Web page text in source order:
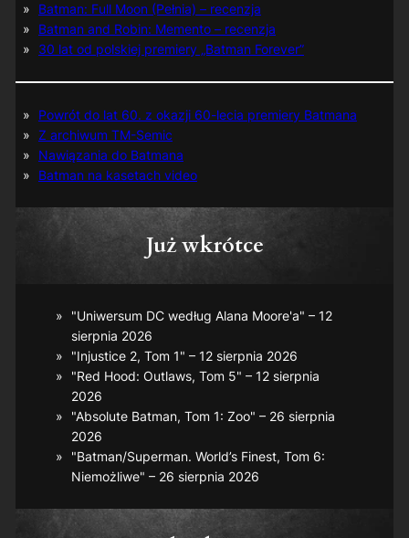
Batman: Full Moon (Pełnia) – recenzja
Batman and Robin: Memento – recenzja
30 lat od polskiej premiery „Batman Forever”
Powrót do lat 60. z okazji 60-lecia premiery Batmana
Z archiwum TM-Semic
Nawiązania do Batmana
Batman na kasetach video
Już wkrótce
"Uniwersum DC według Alana Moore'a" – 12
sierpnia 2026
"Injustice 2, Tom 1" – 12 sierpnia 2026
"Red Hood: Outlaws, Tom 5" – 12 sierpnia
2026
"Absolute Batman, Tom 1: Zoo" – 26 sierpnia
2026
"Batman/Superman. World’s Finest, Tom 6:
Niemożliwe" – 26 sierpnia 2026